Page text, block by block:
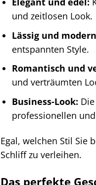
und zeitlosen Look.
Lässig und
entspannten Style.
Romantisch und
und verträumten
Business-Look:
professionellen
Egal, welchen Stil Sie
Schliff zu verleihen.
Das perfekte